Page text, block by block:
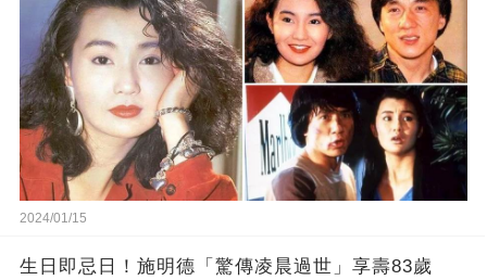
2024/01/15
生日即忌日！施明德「驚傳凌晨過世」享壽83歲